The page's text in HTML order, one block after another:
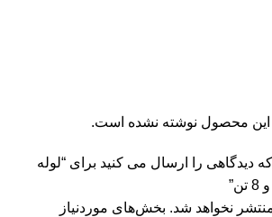
این محصول نوشته نشده است.
دیدگاهی را ارسال می کنید برای “لوله
نخواهد شد. بخش‌های موردنیاز